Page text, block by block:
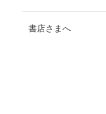
書店さまへ